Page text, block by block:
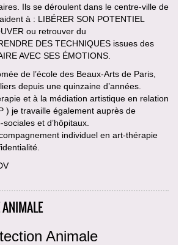
Ils se déroulent dans le centre-ville de
à : LIBÉRER SON POTENTIEL
ou retrouver du
DES TECHNIQUES issues des
AVEC SES ÉMOTIONS.
de l’école des Beaux-Arts de Paris,
depuis une quinzaine d’années.
et à la médiation artistique en relation
) je travaille également auprès de
et d’hôpitaux.
individuel en art-thérapie
Animale